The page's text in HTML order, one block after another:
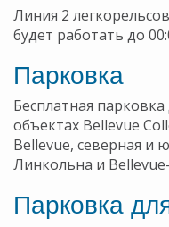
Линия 2
будет работать до
Парковка
Бесплатная
объектах Bellevue
Bellevue, северная и
Линкольна и
Парковка